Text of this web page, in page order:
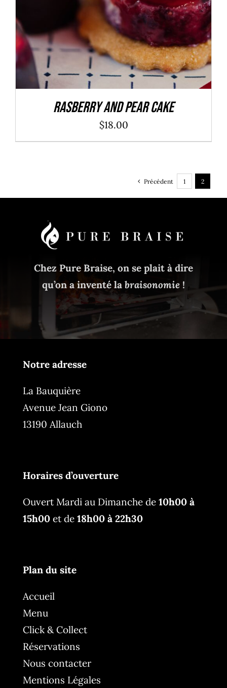
Rasberry And Pear Cake
$18.00
Précédent 1 2
Chez Pure Braise, on se plait à dire
qu’on a inventé la braisonomie !
Notre adresse
La Bauquière
Avenue Jean Giono
13190 Allauch
Horaires d’ouverture
Ouvert Mardi au Dimanche de10h00 à
15h00 et de18h00 à 22h30
Plan du site
Accueil
Menu
Click & Collect
Réservations
Nous contacter
Mentions Légales